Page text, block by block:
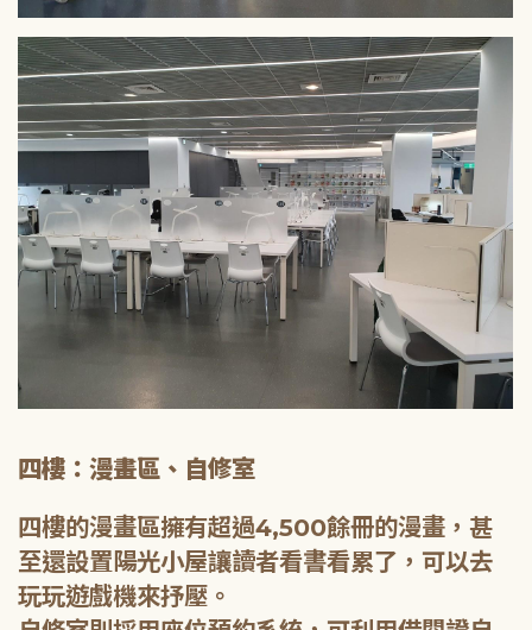
四樓：漫畫區、自修室
四樓的漫畫區擁有超過4,500餘冊的漫畫，甚
至還設置陽光小屋讓讀者看書看累了，可以去
玩玩遊戲機來抒壓。